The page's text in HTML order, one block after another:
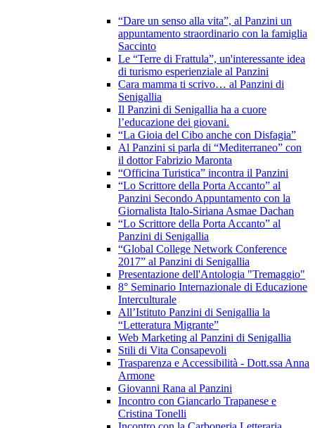
“Dare un senso alla vita”, al Panzini un
appuntamento straordinario con la famiglia
Saccinto
Le “Terre di Frattula”, un'interessante idea
di turismo esperienziale al Panzini
Cara mamma ti scrivo… al Panzini di
Senigallia
Il Panzini di Senigallia ha a cuore
l’educazione dei giovani.
“La Gioia del Cibo anche con Disfagia”
Al Panzini si parla di “Mediterraneo” con
il dottor Fabrizio Maronta
“Officina Turistica” incontra il Panzini
“Lo Scrittore della Porta Accanto” al
Panzini Secondo Appuntamento con la
Giornalista Italo-Siriana Asmae Dachan
“Lo Scrittore della Porta Accanto” al
Panzini di Senigallia
“Global College Network Conference
2017” al Panzini di Senigallia
Presentazione dell'Antologia "Tremaggio"
8° Seminario Internazionale di Educazione
Interculturale
All’Istituto Panzini di Senigallia la
“Letteratura Migrante”
Web Marketing al Panzini di Senigallia
Stili di Vita Consapevoli
Trasparenza e Accessibilità - Dott.ssa Anna
Armone
Giovanni Rana al Panzini
Incontro con Giancarlo Trapanese e
Cristina Tonelli